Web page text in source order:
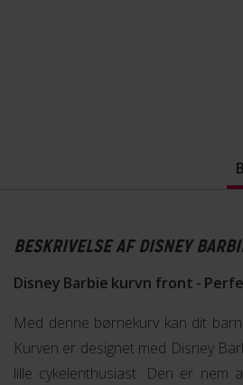
BESKRIVELSE AF DISNEY
Disney Barbie kurvn front -
Med denne børnekurv kan dit
Kurven er designet med Disney
lille cykelenthusiast. Den er